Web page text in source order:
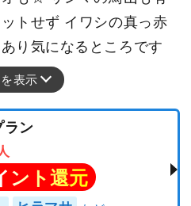
トせず イワシの真っ赤
り気になるところです
表示
ン
ント還元